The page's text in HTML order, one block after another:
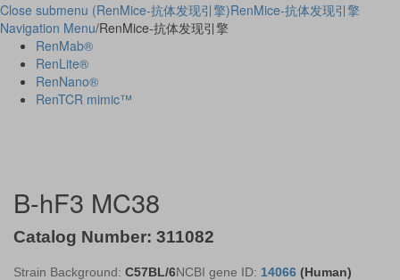
Close submenu (RenMice-抗体发现引擎)RenMice-抗体发现引擎
Navigation Menu/RenMice-抗体发现引擎
RenMab®
RenLite®
RenNano®
RenTCR mimic™
B-hF3 MC38
Catalog Number: 311082
Strain Background: C57BL/6NCBI gene ID: 14066 (Human)